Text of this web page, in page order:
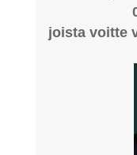
joista voitte